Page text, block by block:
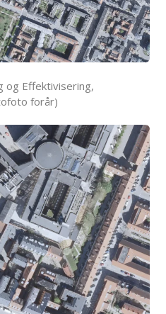
og Effektivisering,
forår)